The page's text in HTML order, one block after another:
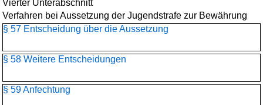
Vierter Unterabschnitt
Verfahren bei Aussetzung der Jugendstrafe zur Bewährung
§ 57 Entscheidung über die Aussetzung
§ 58 Weitere Entscheidungen
§ 59 Anfechtung